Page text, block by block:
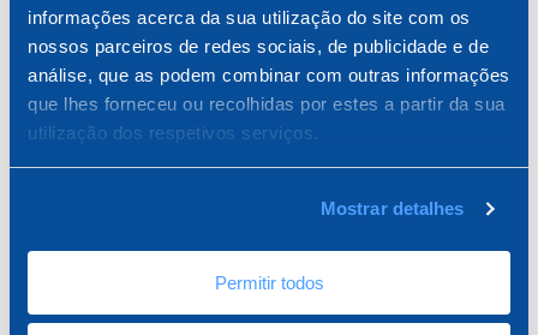
informações acerca da sua utilização do site com os
nossos parceiros de redes sociais, de publicidade e de
análise, que as podem combinar com outras informações
que lhes forneceu ou recolhidas por estes a partir da sua
utilização dos respetivos serviços.
Mostrar detalhes
Permitir todos
Banda reforçada para
Placa de gesso cartonado